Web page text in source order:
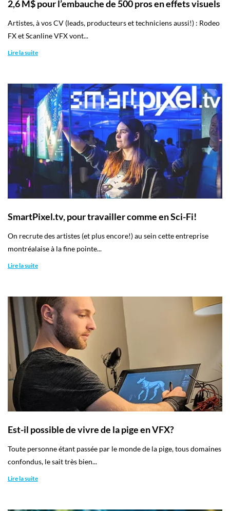
2,6 M$ pour l’embauche de 500 pros en effets visuels
Artistes, à vos CV (leads, producteurs et techniciens aussi!) : Rodeo
FX et Scanline VFX vont...
Lire la suite
SmartPixel.tv, pour travailler comme en Sci-Fi!
On recrute des artistes (et plus encore!) au sein cette entreprise
montréalaise à la fine pointe...
Lire la suite
Est-il possible de vivre de la pige en VFX?
Toute personne étant passée par le monde de la pige, tous domaines
confondus, le sait très bien...
Lire la suite